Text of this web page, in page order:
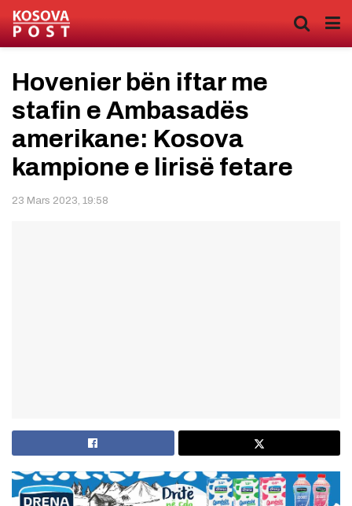
Hovenier bën iftar me
stafin e Ambasadës
amerikane: Kosova
kampione e lirisë fetare
23 Mars 2023, 19:58